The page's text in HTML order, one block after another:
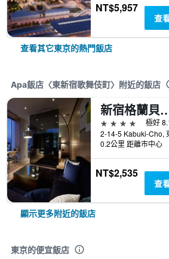
NT$5,957
查
查看其它東京的熱門飯店
Apa飯店〈東新宿歌舞伎町〉附近的飯店
新宿格
4星級
極好
0.2公里 距離市中心
NT$2,535
查
顯示更多附近的飯店
東京的便宜飯店